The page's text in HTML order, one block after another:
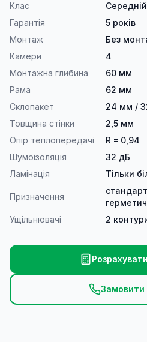
Клас
Середній
Гарантія
5 років
Монтаж
Без
Камери
4
Монтажна глибина
60 мм
Рама
62 мм
Склопакет
24 мм /
Товщина стінки
2,5 мм
Опір теплопередачі
R = 0,94
Шумоізоляція
32 дБ
Ламінація
Тільки
Призначення
Ущільнювачі
2
Замовити